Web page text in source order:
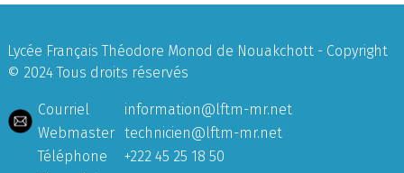
Lycée Français Théodore Monod de Nouakchott - Copyright
© 2024 Tous droits réservés
Courriel
information@lftm-mr.net
Webmaster technicien@lftm-mr.net
Téléphone
+222 45 25 18 50